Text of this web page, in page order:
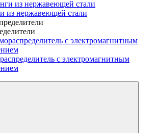
из нержавеющей стали
с электромагнитным